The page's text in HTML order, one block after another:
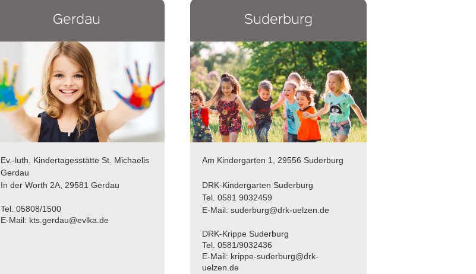
Gerdau
Ev.-luth. Kindertagesstätte St. Michaelis
Gerdau
In der Worth 2A, 29581 Gerdau
Tel. 05808/1500
E-Mail: kts.gerdau@evlka.de
Suderburg
Am Kindergarten 1, 29556 Suderburg
DRK-Kindergarten Suderburg
Tel. 0581 9032459
E-Mail: suderburg@drk-uelzen.de
DRK-Krippe Suderburg
Tel. 0581/9032436
E-Mail: krippe-suderburg@drk-
uelzen.de